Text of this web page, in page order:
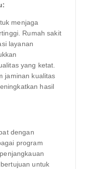
menjaga
Rumah sakit
layanan
yang ketat.
jaminan kualitas
hasil
dengan
program
untuk